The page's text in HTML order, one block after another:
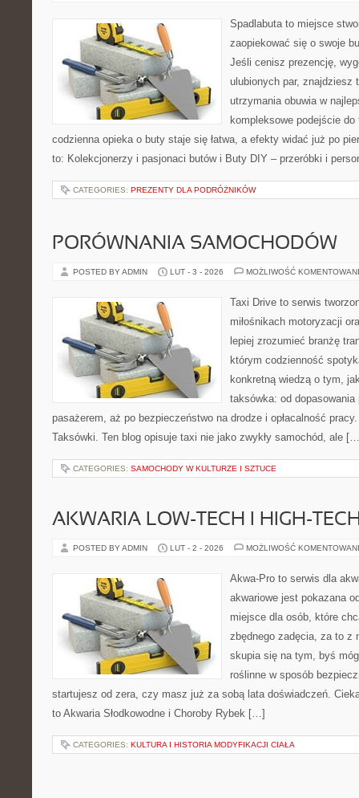
Spadlabuta to miejsce
zaopiekować się o swoje
Jeśli cenisz prezencję,
ulubionych par, znajdziesz
utrzymania obuwia w
kompleksowe podejście
codzienna opieka o buty staje się łatwa, a efekty widać już po
to: Kolekcjonerzy i pasjonaci butów i Buty DIY – przeróbki i
CATEGORIES: PREZENTY DLA PODRÓŻNIKÓW
PORÓWNANIA SAMOCHODÓW
POSTED BY ADMIN LUT - 3 - 2026 MOŻLIWOŚĆ
Taxi Drive to serwis
miłośnikach motoryzacji
lepiej zrozumieć branżę
którym codzienność
konkretną wiedzą o tym,
taksówka: od
pasażerem, aż po bezpieczeństwo na drodze i opłacalność
Taksówki. Ten blog opisuje taxi nie jako zwykły samochód, ale
CATEGORIES: SAMOCHODY W KULTURZE I SZTUCE
AKWARIA LOW-TECH I HIGH-
POSTED BY ADMIN LUT - 2 - 2026 MOŻLIWOŚĆ
Akwa-Pro to serwis dla
akwariowe jest pokazana
miejsce dla osób, które
zbędnego zadęcia, za to z
skupia się na tym, byś
roślinne w sposób
startujesz od zera, czy masz już za sobą lata doświadczeń.
to Akwaria Słodkowodne i Choroby Rybek […]
CATEGORIES: KULTURA I HISTORIA MODYFIKACJI CIAŁA